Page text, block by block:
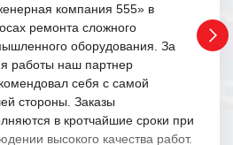
компания 555» в
ремонта сложного
оборудования. За
работы наш партнер
себя с самой
стороны. Заказы
в кротчайшие сроки при
высокого качества работ.